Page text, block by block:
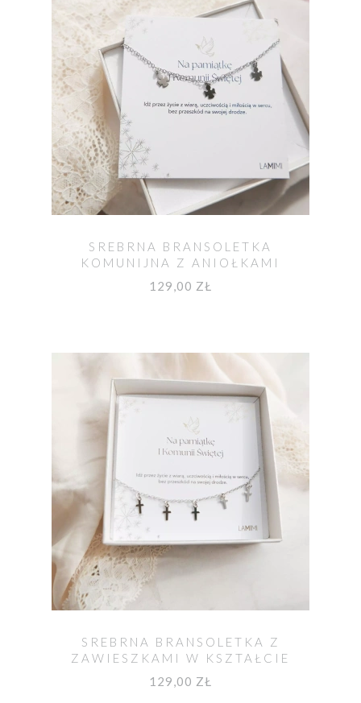
SREBRNA BRANSOLETKA
KOMUNIJNA Z ANIOŁKAMI
129,00 ZŁ
SREBRNA BRANSOLETKA Z
ZAWIESZKAMI W KSZTAŁCIE
KRZYŻYKÓW
129,00 ZŁ